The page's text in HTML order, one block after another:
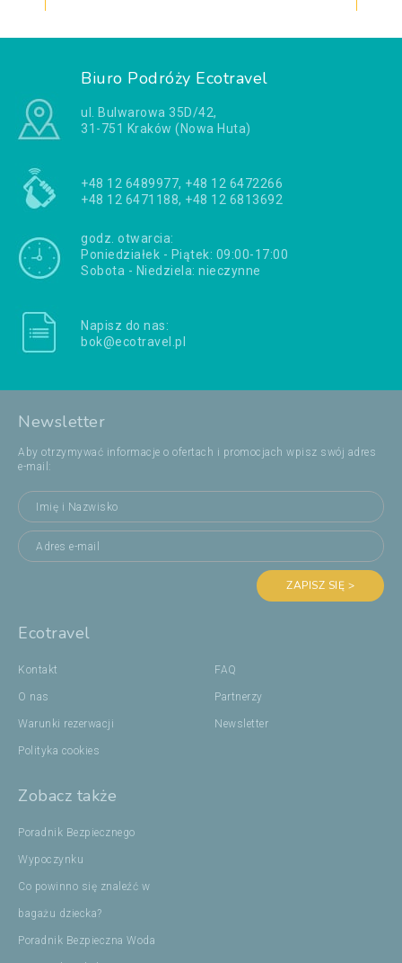
Biuro Podróży Ecotravel
ul. Bulwarowa 35D/42,
31-751 Kraków (Nowa Huta)
+48 12 6489977, +48 12 6472266
+48 12 6471188, +48 12 6813692
godz. otwarcia:
Poniedziałek - Piątek: 09:00-17:00
Sobota - Niedziela: nieczynne
Napisz do nas:
bok@ecotravel.pl
Newsletter
Aby otrzymywać informacje o ofertach i promocjach wpisz swój adres
e-mail:
ZAPISZ SIĘ >
Ecotravel
Kontakt
O nas
Warunki rezerwacji
Polityka cookies
FAQ
Partnerzy
Newsletter
Zobacz także
Poradnik Bezpiecznego
Wypoczynku
Co powinno się znaleźć w
bagażu dziecka?
Poradnik Bezpieczna Woda